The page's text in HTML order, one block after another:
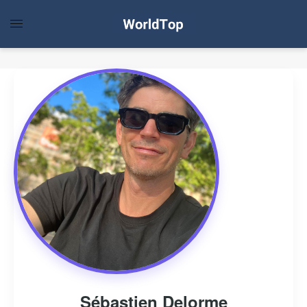
Sébastien Delorme